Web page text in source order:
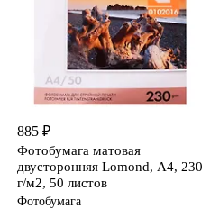
885 ₽
Фотобумага матовая
двусторонняя Lomond, А4, 230
г/м2, 50 листов
Фотобумага